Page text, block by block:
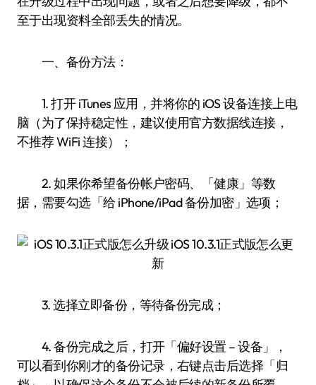
至于出现资料全部丢失的情况。
一、备份方法：
1. 打开 iTunes 应用，并将你的 iOS 设备连接上电
脑（为了保持稳定性，建议使用官方数据线连接，
不推荐 WiFi 连接）；
2. 如果你希望备份帐户密码、「健康」等数
据，需要勾选「给 iPhone/iPad 备份加密」选项；
3. 选择立即备份，等待备份完成；
4. 备份完成之后，打开「偏好设置 – 设备」，
可以看到你刚才的备份记录，右键点击后选择「归